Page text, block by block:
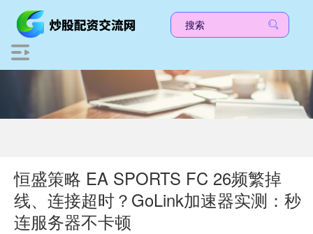
恒盛策略 EA SPORTS FC 26频繁掉
线、连接超时？GoLink加速器实测：秒
连服务器不卡顿